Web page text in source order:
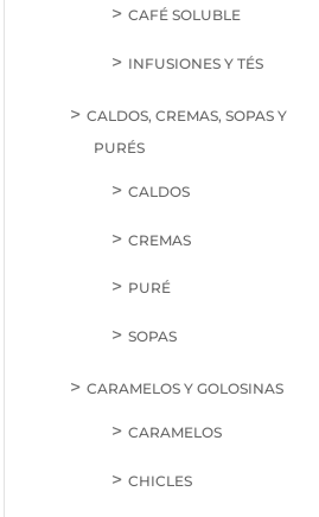
CAFÉ SOLUBLE
INFUSIONES Y TÉS
CALDOS, CREMAS, SOPAS Y
PURÉS
CALDOS
CREMAS
PURÉ
SOPAS
CARAMELOS Y GOLOSINAS
CARAMELOS
CHICLES